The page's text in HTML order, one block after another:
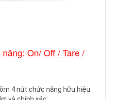
On/ Off / Tare /
4 nút chức năng hữu hiệu